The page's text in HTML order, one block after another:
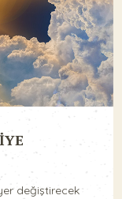
değiştirecek